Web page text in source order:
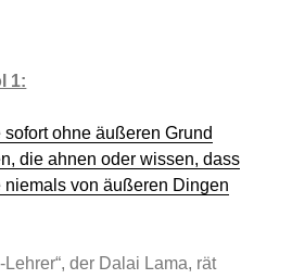
1:
ohne äußeren Grund
die ahnen oder wissen, dass
von äußeren Dingen
der Dalai Lama, rät